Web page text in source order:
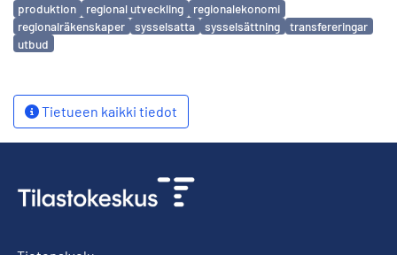
produktion
regional utveckling
regionalekonomi
regionalräkenskaper
sysselsatta sysselsättning
transfereringar
utbud
Tietueen kaikki tiedot